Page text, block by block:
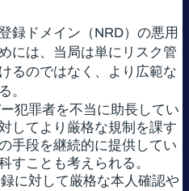
録ドメイン（NRD）の悪用
には、当局は単にリスク管
るのではなく、より広範な
。
犯罪者を不当に助長してい
してより厳格な規制を課す
手段を継続的に提供してい
すことも考えられる。
に対して厳格な本人確認や